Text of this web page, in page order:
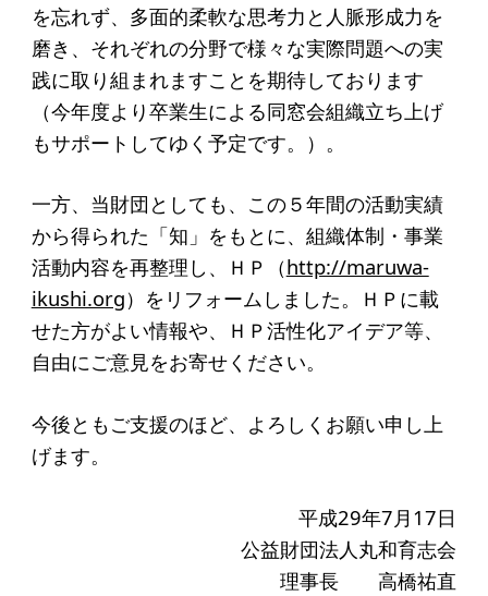
個人情報保護方針
アクセス
給付型奨学金
募集要項
給付型奨学金とは
ソーシャルビジネス支援
募集要項
ソーシャルビジネスとは
を忘れず、多面的柔軟な思考力と人脈形成力を
磨き、それぞれの分野で様々な実際問題への実
践に取り組まれますことを期待しております
（今年度より卒業生による同窓会組織立ち上げ
もサポートしてゆく予定です。）。
一方、当財団としても、この５年間の活動実績
から得られた「知」をもとに、組織体制・事業
活動内容を再整理し、ＨＰ（http://maruwa-
ikushi.org）をリフォームしました。ＨＰに載
せた方がよい情報や、ＨＰ活性化アイデア等、
自由にご意見をお寄せください。
今後ともご支援のほど、よろしくお願い申し上
げます。
平成29年7月17日
公益財団法人丸和育志会
理事長 高橋祐直